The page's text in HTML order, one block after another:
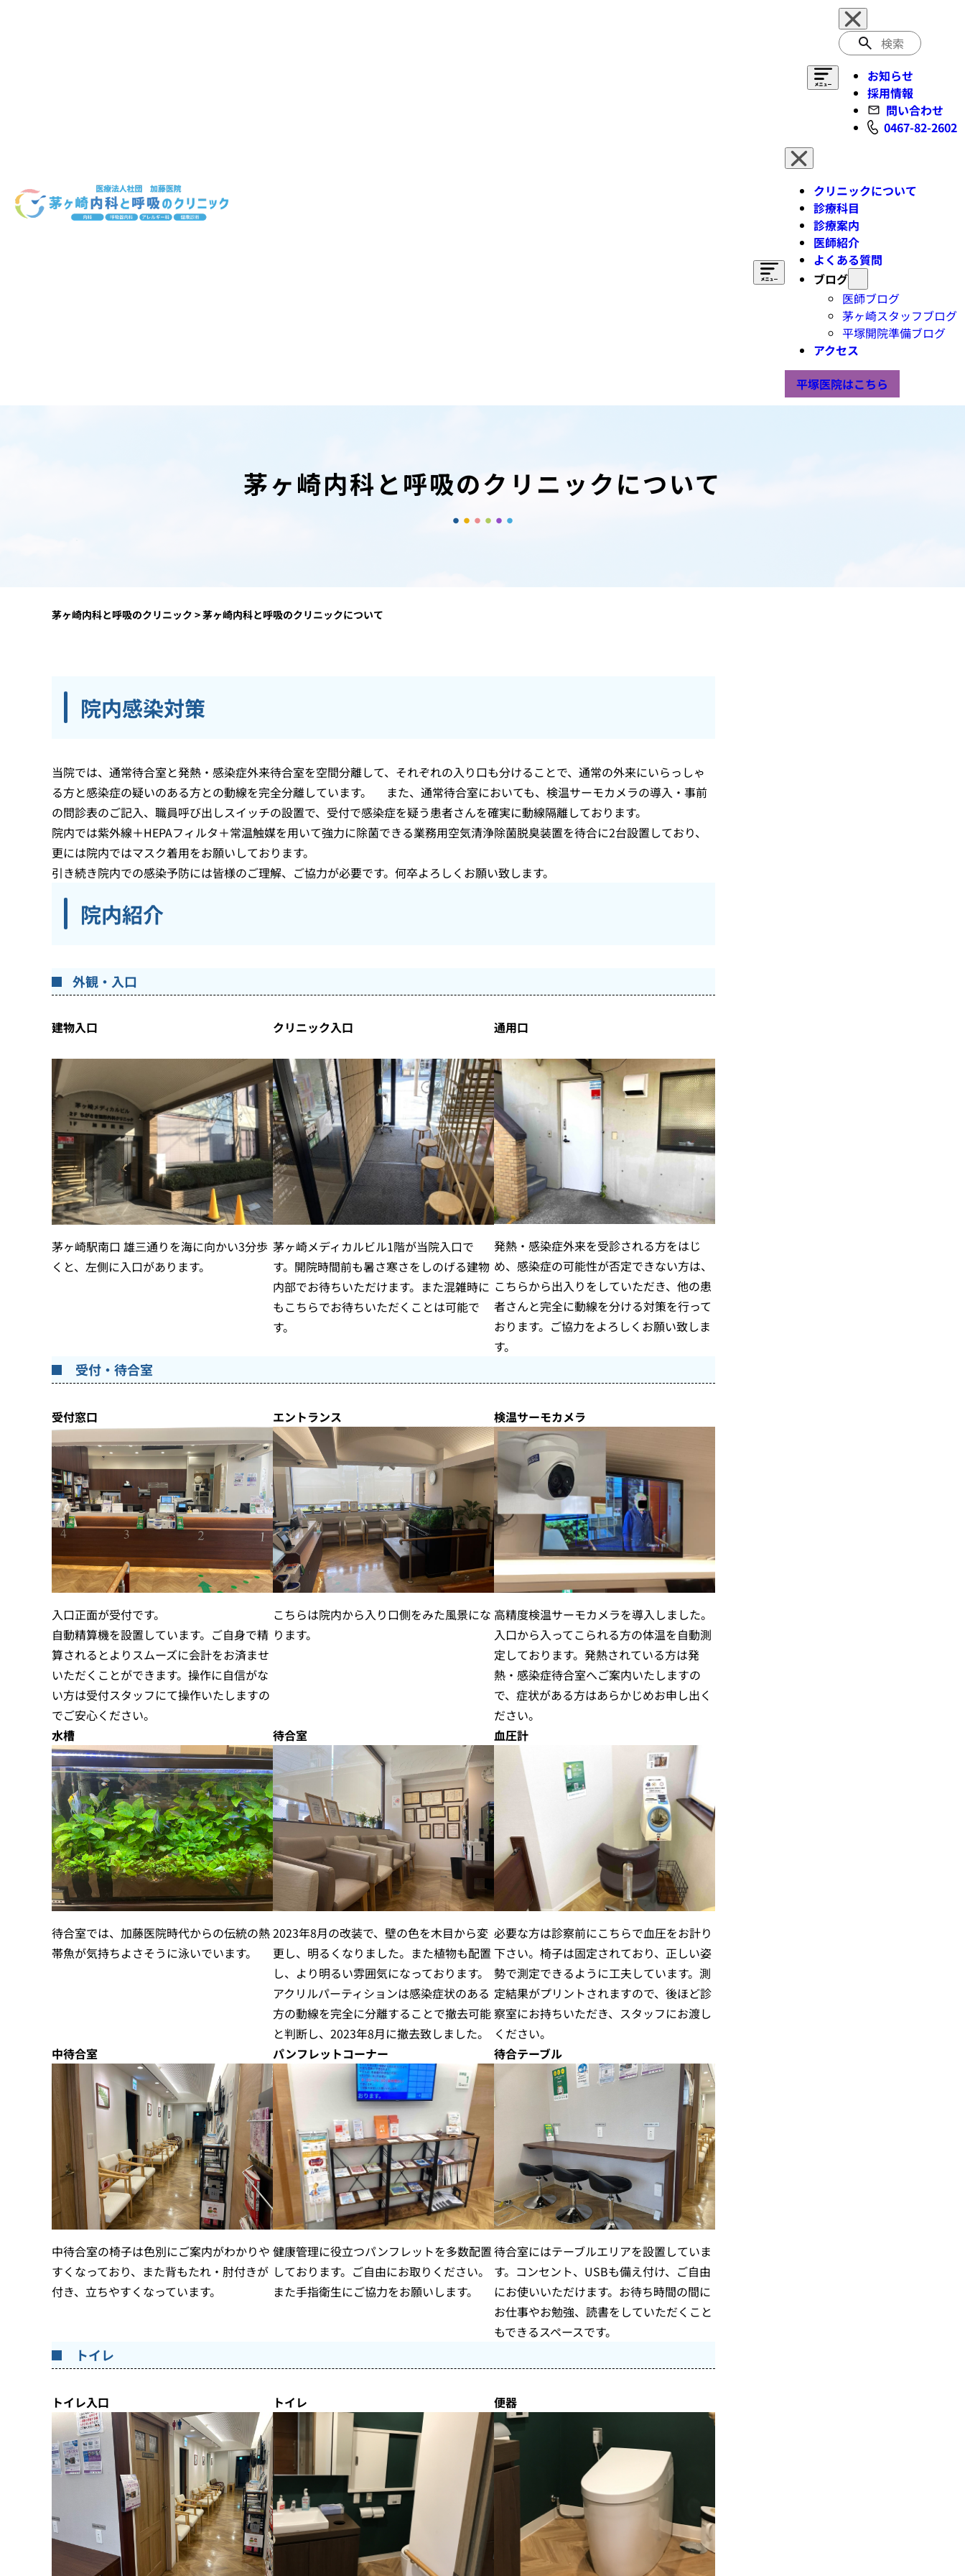
検
索
お知らせ
採用情報
問い合わせ
0467-82-2602
クリニックについて
診療科目
診療案内
医師紹介
よくある質問
ブログ
医師ブログ
茅ヶ崎スタッフブログ
平塚開院準備ブログ
アクセス
平塚医院はこちら
茅ヶ崎内科と呼吸のクリニックについて
茅ヶ崎内科と呼吸のクリニック >茅ヶ崎内科と呼吸のクリニックについて
院内感染対策
当院では、通常待合室と発熱・感染症外来待合室を空間分離して、それぞれの入り口も分けることで、通常の外来にいらっしゃ
る方と感染症の疑いのある方との動線を完全分離しています。 また、通常待合室においても、検温サーモカメラの導入・事前
の問診表のご記入、職員呼び出しスイッチの設置で、受付で感染症を疑う患者さんを確実に動線隔離しております。
院内では紫外線＋HEPAフィルタ＋常温触媒を用いて強力に除菌できる業務用空気清浄除菌脱臭装置を待合に2台設置しており、
更には院内ではマスク着用をお願いしております。
引き続き院内での感染予防には皆様のご理解、ご協力が必要です。何卒よろしくお願い致します。
院内紹介
外観・入口
建物入口
茅ヶ崎駅南口 雄三通りを海に向かい3分歩
くと、左側に入口があります。
クリニック入口
茅ヶ崎メディカルビル1階が当院入口で
す。開院時間前も暑さ寒さをしのげる建物
内部でお待ちいただけます。また混雑時に
もこちらでお待ちいただくことは可能で
す。
通用口
発熱・感染症外来を受診される方をはじ
め、感染症の可能性が否定できない方は、
こちらから出入りをしていただき、他の患
者さんと完全に動線を分ける対策を行って
おります。ご協力をよろしくお願い致しま
す。
受付・待合室
受付窓口
入口正面が受付です。
自動精算機を設置しています。ご自身で精
算されるとよりスムーズに会計をお済ませ
いただくことができます。操作に自信がな
い方は受付スタッフにて操作いたしますの
でご安心ください。
エントランス
こちらは院内から入り口側をみた風景にな
ります。
検温サーモカメラ
高精度検温サーモカメラを導入しました。
入口から入ってこられる方の体温を自動測
定しております。発熱されている方は発
熱・感染症待合室へご案内いたしますの
で、症状がある方はあらかじめお申し出く
ださい。
水槽
待合室では、加藤医院時代からの伝統の熱
帯魚が気持ちよさそうに泳いでいます。
待合室
2023年8月の改装で、壁の色を木目から変
更し、明るくなりました。また植物も配置
し、より明るい雰囲気になっております。
アクリルパーティションは感染症状のある
方の動線を完全に分離することで撤去可能
と判断し、2023年8月に撤去致しました。
血圧計
必要な方は診察前にこちらで血圧をお計り
下さい。椅子は固定されており、正しい姿
勢で測定できるように工夫しています。測
定結果がプリントされますので、後ほど診
察室にお持ちいただき、スタッフにお渡し
ください。
中待合室
中待合室の椅子は色別にご案内がわかりや
すくなっており、また背もたれ・肘付きが
付き、立ちやすくなっています。
パンフレットコーナー
健康管理に役立つパンフレットを多数配置
しております。ご自由にお取りください。
また手指衛生にご協力をお願いします。
待合テーブル
待合室にはテーブルエリアを設置していま
す。コンセント、USBも備え付け、ご自由
にお使いいただけます。お待ち時間の間に
お仕事やお勉強、読書をしていただくこと
もできるスペースです。
トイレ
トイレ入口 トイレ 便器